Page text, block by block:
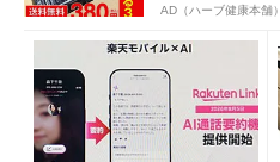
AD（ハーブ健康本舗）